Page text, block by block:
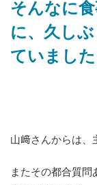
そんなに
に、久し
ていました
山﨑さんからは、
またその都合質問